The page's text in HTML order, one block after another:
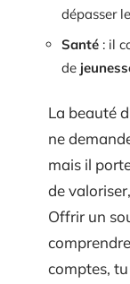
dépasser
Santé : il
de
La beauté
ne
mais il
de
Offrir un
comptes,